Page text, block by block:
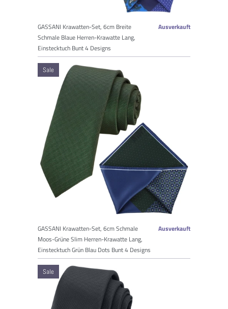
GASSANI Krawatten-Set, 6cm Breite
Schmale Blaue Herren-Krawatte Lang,
Einstecktuch Bunt 4 Designs
Ausverkauft
GASSANI Krawatten-Set, 6cm Schmale
Moos-Grüne Slim Herren-Krawatte Lang,
Einstecktuch Grün Blau Dots Bunt 4 Designs
Ausverkauft
Sale
Sale